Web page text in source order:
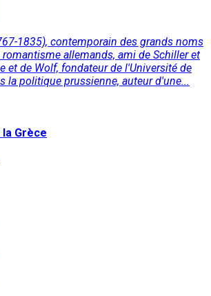
1835), contemporain des grands noms
allemands, ami de Schiller et
et de Wolf, fondateur de l'Université de
la politique prussienne, auteur d'une...
la Grèce